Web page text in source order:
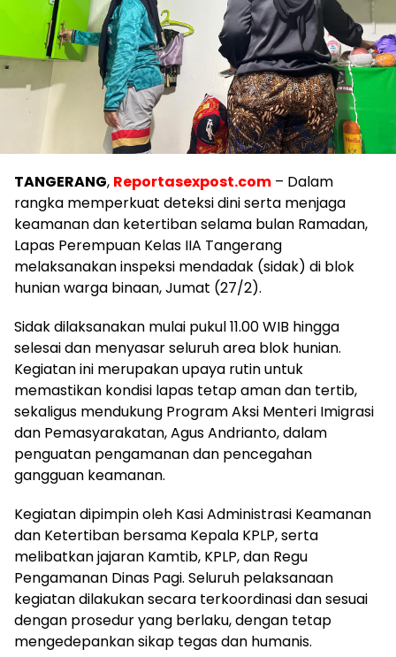
TANGERANG, Reportasexpost.com – Dalam
rangka memperkuat deteksi dini serta menjaga
keamanan dan ketertiban selama bulan Ramadan,
Lapas Perempuan Kelas IIA Tangerang
melaksanakan inspeksi mendadak (sidak) di blok
hunian warga binaan, Jumat (27/2).
Sidak dilaksanakan mulai pukul 11.00 WIB hingga
selesai dan menyasar seluruh area blok hunian.
Kegiatan ini merupakan upaya rutin untuk
memastikan kondisi lapas tetap aman dan tertib,
sekaligus mendukung Program Aksi Menteri Imigrasi
dan Pemasyarakatan, Agus Andrianto, dalam
penguatan pengamanan dan pencegahan
gangguan keamanan.
Kegiatan dipimpin oleh Kasi Administrasi Keamanan
dan Ketertiban bersama Kepala KPLP, serta
melibatkan jajaran Kamtib, KPLP, dan Regu
Pengamanan Dinas Pagi. Seluruh pelaksanaan
kegiatan dilakukan secara terkoordinasi dan sesuai
dengan prosedur yang berlaku, dengan tetap
mengedepankan sikap tegas dan humanis.